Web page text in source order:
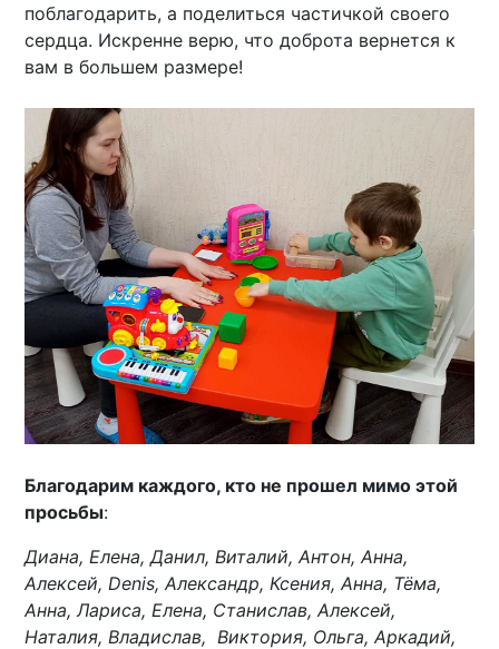
поблагодарить, а поделиться частичкой своего
сердца. Искренне верю, что доброта вернется к
вам в большем размере!
Благодарим каждого, кто не прошел мимо этой
просьбы:
Диана, Елена, Данил, Виталий, Антон, Анна,
Алексей, Denis, Александр, Ксения, Анна, Тёма,
Анна, Лариса, Елена, Станислав, Алексей,
Наталия, Владислав, Виктория, Ольга, Аркадий,